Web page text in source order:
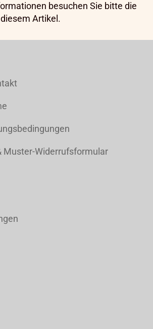
besuchen Sie bitte die
Artikel.
Muster-Widerrufsformular